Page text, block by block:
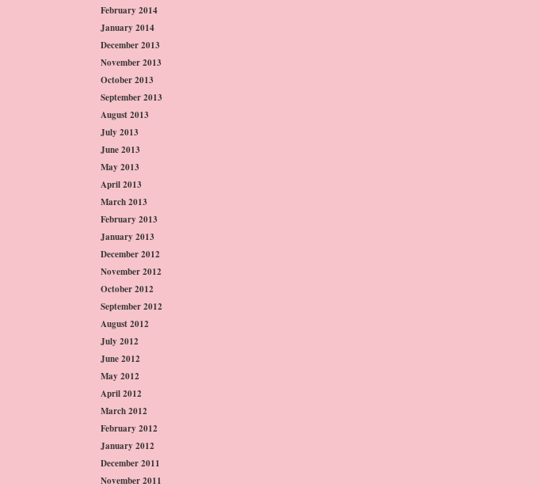
February 2014
January 2014
December 2013
November 2013
October 2013
September 2013
August 2013
July 2013
June 2013
May 2013
April 2013
March 2013
February 2013
January 2013
December 2012
November 2012
October 2012
September 2012
August 2012
July 2012
June 2012
May 2012
April 2012
March 2012
February 2012
January 2012
December 2011
November 2011